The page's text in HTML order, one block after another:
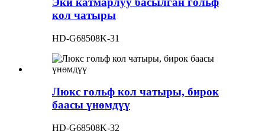
кол чатыры
HD-G68508K-31
Люкс гольф кол чатыры, бирок
баасы үнөмдүү
HD-G68508K-32